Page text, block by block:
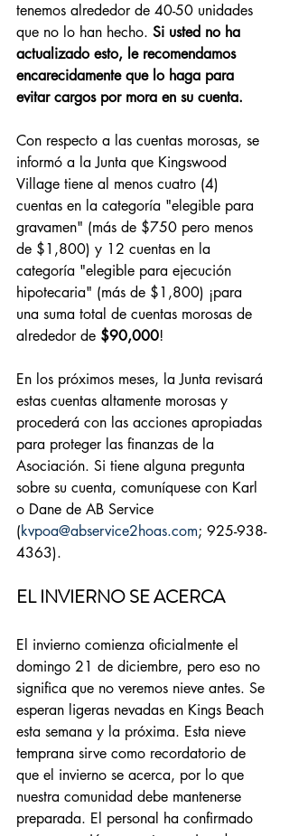
tenemos alrededor de 40-50 unidades
que no lo han hecho. Si usted no ha
actualizado esto, le recomendamos
encarecidamente que lo haga para
evitar cargos por mora en su cuenta.
Con respecto a las cuentas morosas, se
informó a la Junta que Kingswood
Village tiene al menos cuatro (4)
cuentas en la categoría "elegible para
gravamen" (más de $750 pero menos
de $1,800) y 12 cuentas en la
categoría "elegible para ejecución
hipotecaria" (más de $1,800) ¡para
una suma total de cuentas morosas de
alrededor de $90,000!
En los próximos meses, la Junta revisará
estas cuentas altamente morosas y
procederá con las acciones apropiadas
para proteger las finanzas de la
Asociación. Si tiene alguna pregunta
sobre su cuenta, comuníquese con Karl
o Dane de AB Service
(kvpoa@abservice2hoas.com; 925-938-
4363).
EL INVIERNO SE ACERCA
El invierno comienza oficialmente el
domingo 21 de diciembre, pero eso no
significa que no veremos nieve antes. Se
esperan ligeras nevadas en Kings Beach
esta semana y la próxima. Esta nieve
temprana sirve como recordatorio de
que el invierno se acerca, por lo que
nuestra comunidad debe mantenerse
preparada. El personal ha confirmado